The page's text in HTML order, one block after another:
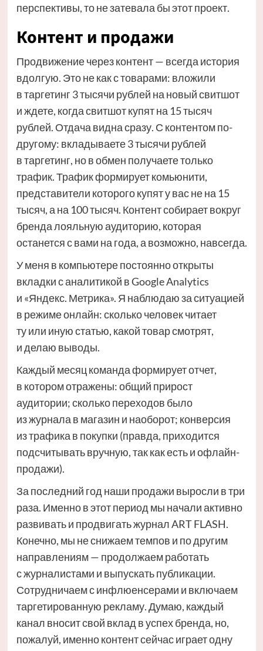
перспективы, то не затевала бы этот проект.
Контент и продажи
Продвижение через контент — всегда история
вдолгую. Это не как с товарами: вложили
в таргетинг 3 тысячи рублей на новый свитшот
и ждете, когда свитшот купят на 15 тысяч
рублей. Отдача видна сразу. С контентом по-
другому: вкладываете 3 тысячи рублей
в таргетинг, но в обмен получаете только
трафик. Трафик формирует комьюнити,
представители которого купят у вас не на 15
тысяч, а на 100 тысяч. Контент собирает вокруг
бренда лояльную аудиторию, которая
останется с вами на года, а возможно, навсегда.
У меня в компьютере постоянно открыты
вкладки с аналитикой в Google Analytics
и «Яндекс. Метрика». Я наблюдаю за ситуацией
в режиме онлайн: сколько человек читает
ту или иную статью, какой товар смотрят,
и делаю выводы.
Каждый месяц команда формирует отчет,
в котором отражены: общий прирост
аудитории; сколько переходов было
из журнала в магазин и наоборот; конверсия
из трафика в покупки (правда, приходится
подсчитывать вручную, так как есть и офлайн-
продажи).
За последний год наши продажи выросли в три
раза. Именно в этот период мы начали активно
развивать и продвигать журнал ART FLASH.
Конечно, мы не снижаем темпов и по другим
направлениям — продолжаем работать
с журналистами и выпускать публикации.
Сотрудничаем с инфлюенсерами и включаем
таргетированную рекламу. Думаю, каждый
канал вносит свой вклад в успех бренда, но,
пожалуй, именно контент сейчас играет одну